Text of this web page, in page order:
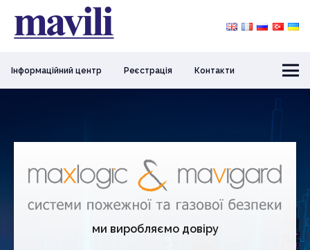
Інформаційний центр Реєстрація Контакти
ми виробляємо довіру